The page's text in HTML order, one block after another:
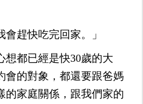
趕快吃完回家。」
想都已經是快30歲的大
會的對象，都還要跟爸媽
的家庭關係，跟我們家的